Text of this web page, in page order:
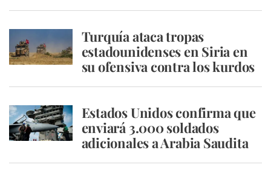
Turquía ataca tropas
estadounidenses en Siria en
su ofensiva contra los kurdos
Estados Unidos confirma que
enviará 3.000 soldados
adicionales a Arabia Saudita